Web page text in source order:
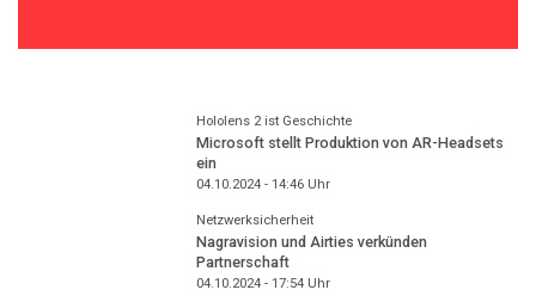
Hololens 2 ist Geschichte
Microsoft stellt Produktion von AR-Headsets
ein
04.10.2024 - 14:46Uhr
Netzwerksicherheit
Nagravision und Airties verkünden
Partnerschaft
04.10.2024 - 17:54Uhr